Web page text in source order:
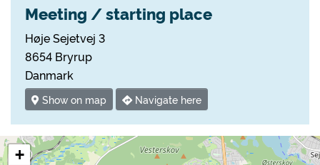
Meeting / starting place
Høje Sejetvej 3
8654 Bryrup
Danmark
Show on map Navigate here
+